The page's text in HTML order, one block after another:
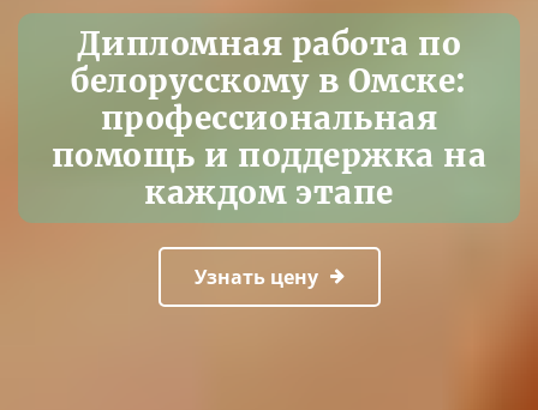
Дипломная работа по
белорусскому в Омске:
профессиональная
помощь и поддержка на
каждом этапе
Узнать цену